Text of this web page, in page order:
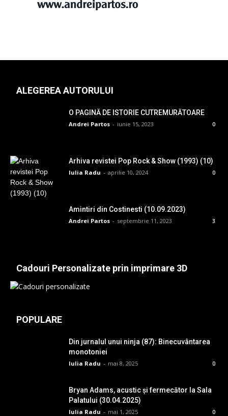
ALEGEREA AUTORULUI
O PAGINĂ DE ISTORIE CUTREMURĂTOARE
Andrei Partos - iunie 15, 2023 0
Arhiva revistei Pop Rock & Show (1993) (10)
Iulia Radu - aprilie 10, 2024 0
Amintiri din Costinesti (10.09.2023)
Andrei Partos - septembrie 11, 2023 3
Cadouri Personalizate prin imprimare 3D
POPULARE
Din jurnalul unui ninja (87): Binecuvântarea
monotoniei
Iulia Radu - mai 8, 2025 0
Bryan Adams, acustic și fermecător la Sala
Palatului (30.04.2025)
Iulia Radu - mai 1, 2025 0